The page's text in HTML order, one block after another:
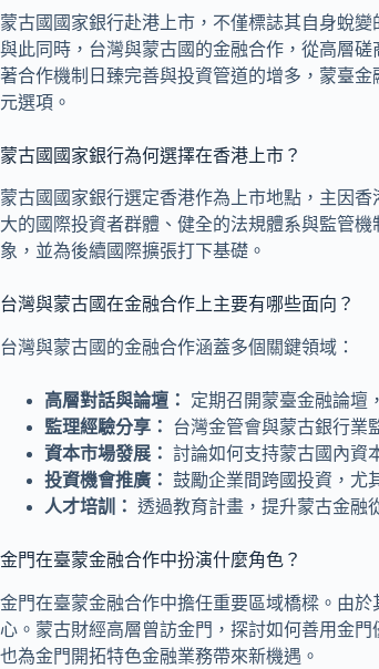
蒙古國國家銀行赴港上市，不僅標誌其自身蛻
與此同時，台灣與蒙古國的金融合作，從高層
著合作機制日臻完善與投資管道的增多，蒙臺
元選項。
蒙古國國家銀行為何選擇在香港上市？
蒙古國國家銀行選定香港作為上市地點，主因
大的國際投資者群體、健全的法規體系與監管
象，並為後續國際擴張打下基礎。
台灣與蒙古國在金融合作上主要有哪些面向？
台灣與蒙古國的金融合作涵蓋多個關鍵領域：
高層對話與論壇：
定期召開蒙臺金融論壇
監理經驗分享：
台灣金管會與蒙古銀行業
資本市場發展： 討論如何支持蒙古國內資
投資機會推廣： 鼓勵企業間跨國投資，尤
人才培訓： 透過教育計畫，提升蒙古金融
金門在臺蒙金融合作中扮演什麼角色？
金門在臺蒙金融合作中擔任重要區域橋樑。由
心。蒙古財經高層曾訪金門，探討如何善用金
也為金門開拓特色金融業務帶來新機遇。